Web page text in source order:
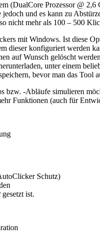
(DualCore Prozessor @
und es kann zu
nicht mehr als 100 – 500
mit Windows. Ist diese
dieser konfiguriert werden
auf Wunsch gelöscht
unter einem
bevor man das Tool
bzw. -Abläufe simulieren
Funktionen (auch für
Schutz)
gesetzt ist.